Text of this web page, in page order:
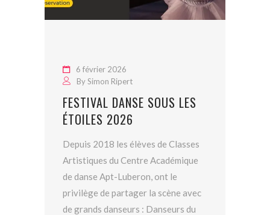
6 février 2026
BySimon Ripert
FESTIVAL DANSE SOUS LES
ÉTOILES 2026
Depuis 2018 les élèves de Classes
Artistiques du Centre Académique
de danse Apt-Luberon, ont le
privilège de partager la scène avec
de grands danseurs : Danseurs du